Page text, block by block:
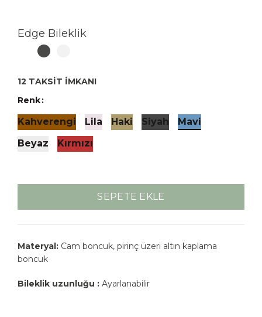
Edge Bileklik
12 TAKSİT İMKANI
Renk
Kahverengi Lila Haki Siyah
Mavi
Beyaz
Kırmızı
SEPETE EKLE
Materyal: Cam boncuk, pirinç üzeri altın kaplama
boncuk
Bileklik uzunluğu : Ayarlanabilir